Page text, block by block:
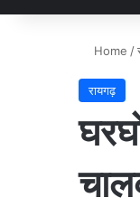
Home /
रायगढ़